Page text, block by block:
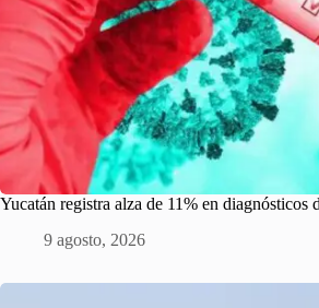
Yucatán registra alza de 11% en diagnósticos
9 agosto, 2026